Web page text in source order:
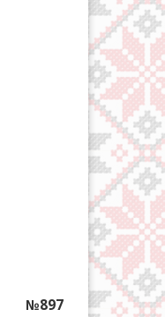
№897